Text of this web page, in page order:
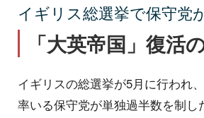
イギリス総選挙で保守党
「大英帝国」復活
イギリスの総選挙が5月に行われ
率いる保守党が単独過半数を制し